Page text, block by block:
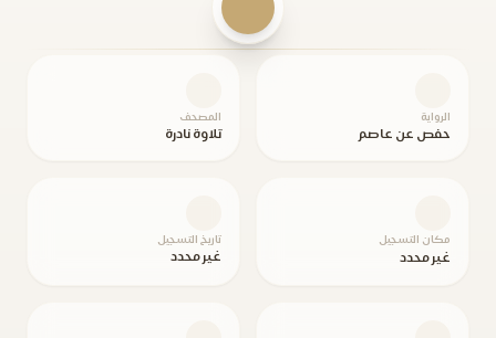
الرواية
حفص عن عاصم
المصحف
تلاوة نادرة
مكان التسجيل
غير محدد
تاريخ التسجيل
غير محدد